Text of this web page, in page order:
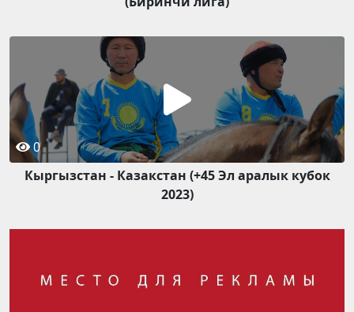
0
Кыргызстан - Казакстан (+45 Эл аралык кубок
2023)